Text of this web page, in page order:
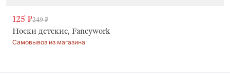
125 ₽249 ₽
Носки детские, Fancywork
Самовывоз из магазина